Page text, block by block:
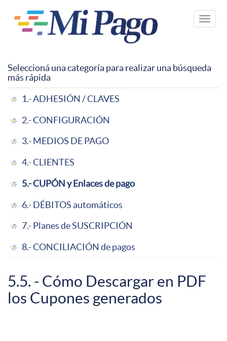
contenido
Toggle
Seleccioná una categoría para realizar una búsqueda
más rápida
1.- ADHESIÓN / CLAVES
2.- CONFIGURACIÓN
3.- MEDIOS DE PAGO
4.- CLIENTES
5.- CUPÓN y Enlaces de pago
6.- DÉBITOS automáticos
7.- Planes de SUSCRIPCIÓN
8.- CONCILIACIÓN de pagos
5.5. - Cómo Descargar en PDF
los Cupones generados